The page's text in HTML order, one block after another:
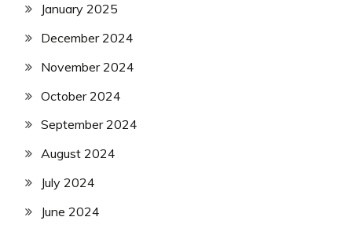
January 2025
December 2024
November 2024
October 2024
September 2024
August 2024
July 2024
June 2024